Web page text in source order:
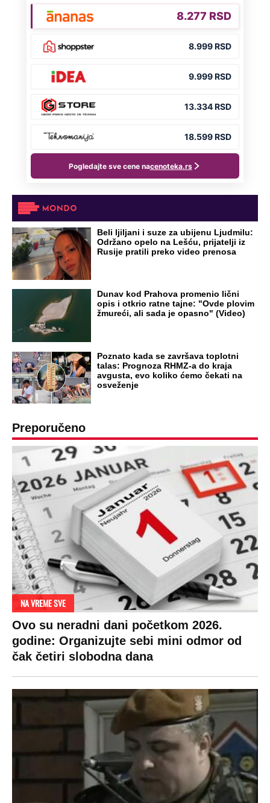
Poznato kada se završava toplotni
talas: Prognoza RHMZ-a do kraja
Preporučeno
NA VREME SVE
Ovo su neradni dani početkom 2026.
godine: Organizujte sebi mini odmor od
čak četiri slobodna dana
OD NAVODNOG HEROJA DO BRUTALNOG UBICE
GENERAL IVAN STRELJAO SRBE, A
HRVATI GA SLAVILI KAO HEROJA KNINA:
Par godina kasnije išao od kuće do kuće i
UBIJAO!
DRAMA ZBOG LJUBAVNE PRIČE